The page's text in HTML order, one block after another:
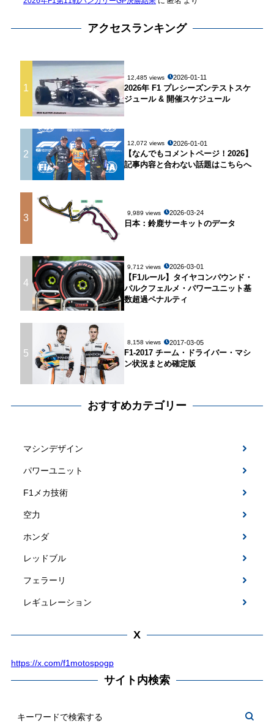
アクセスランキング
1
12,485 views 2026-01-11
2026年 F1 プレシーズンテストスケ
ジュール & 開催スケジュール
2
12,072 views 2026-01-01
【なんでもコメントページ！2026】
記事内容と合わない話題はこちらへ
3 9,989 views 2026-03-24
日本：鈴鹿サーキットのデータ
4
9,712 views 2026-03-01
【F1ルール】タイヤコンパウンド・
パルクフェルメ・パワーユニット基
数超過ペナルティ
5
8,158 views 2017-03-05
F1-2017 チーム・ドライバー・マシ
ン状況まとめ確定版
おすすめカテゴリー
マシンデザイン
パワーユニット
F1メカ技術
空力
ホンダ
レッドブル
フェラーリ
レギュレーション
X
https://x.com/f1motospogp
サイト内検索